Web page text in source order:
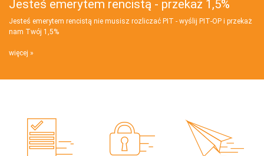
Jesteś emerytem rencistą - przekaż 1,5%
Jesteś emerytem rencistą nie musisz rozliczać PIT - wyślij PIT‑OP i przekaż
nam Twój 1,5%
więcej